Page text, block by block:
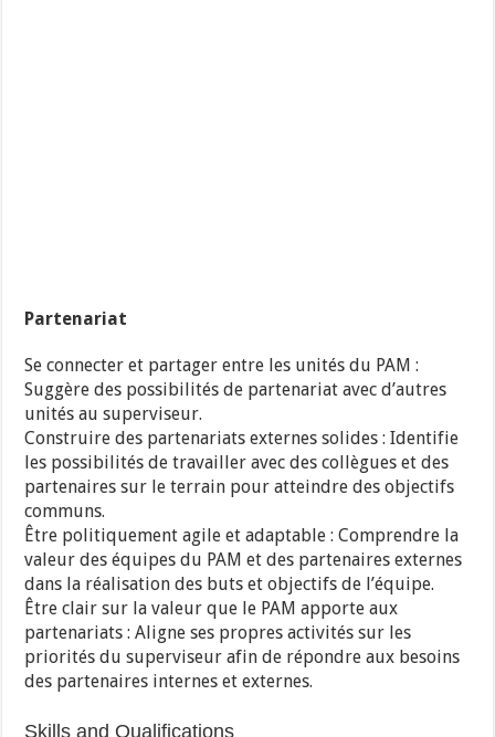
Partenariat
Se connecter et partager entre les unités du PAM :
Suggère des possibilités de partenariat avec d’autres
unités au superviseur.
Construire des partenariats externes solides : Identifie
les possibilités de travailler avec des collègues et des
partenaires sur le terrain pour atteindre des objectifs
communs.
Être politiquement agile et adaptable : Comprendre la
valeur des équipes du PAM et des partenaires externes
dans la réalisation des buts et objectifs de l’équipe.
Être clair sur la valeur que le PAM apporte aux
partenariats : Aligne ses propres activités sur les
priorités du superviseur afin de répondre aux besoins
des partenaires internes et externes.
Skills and Qualifications